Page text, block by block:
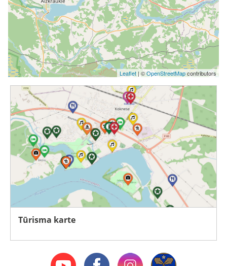
Leaflet | ©OpenStreetMapcontributors
Tūrisma karte